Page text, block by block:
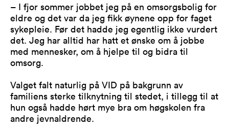
– I fjor sommer jobbet jeg på en omsorgsbolig for
eldre og det var da jeg fikk øynene opp for faget
sykepleie. Før det hadde jeg egentlig ikke vurdert
det. Jeg har alltid har hatt et ønske om å jobbe
med mennesker, om å hjelpe til og bidra til
omsorg.
Valget falt naturlig på VID på bakgrunn av
familiens sterke tilknytning til stedet, i tillegg til at
hun også hadde hørt mye bra om høgskolen fra
andre jevnaldrende.